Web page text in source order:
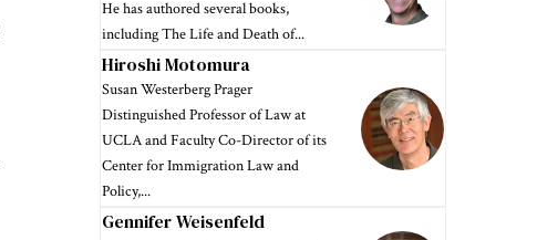
He has authored several books,
including The Life and Death of...
Hiroshi Motomura
Susan Westerberg Prager
Distinguished Professor of Law at
UCLA and Faculty Co-Director of its
Center for Immigration Law and
Policy,...
Gennifer Weisenfeld